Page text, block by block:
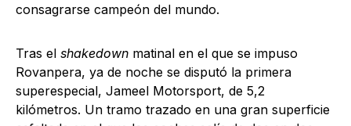
consagrarse campeón del mundo.
Tras el shakedown matinal en el que se impuso
Rovanpera, ya de noche se disputó la primera
superespecial, Jameel Motorsport, de 5,2
kilómetros. Un tramo trazado en una gran superficie